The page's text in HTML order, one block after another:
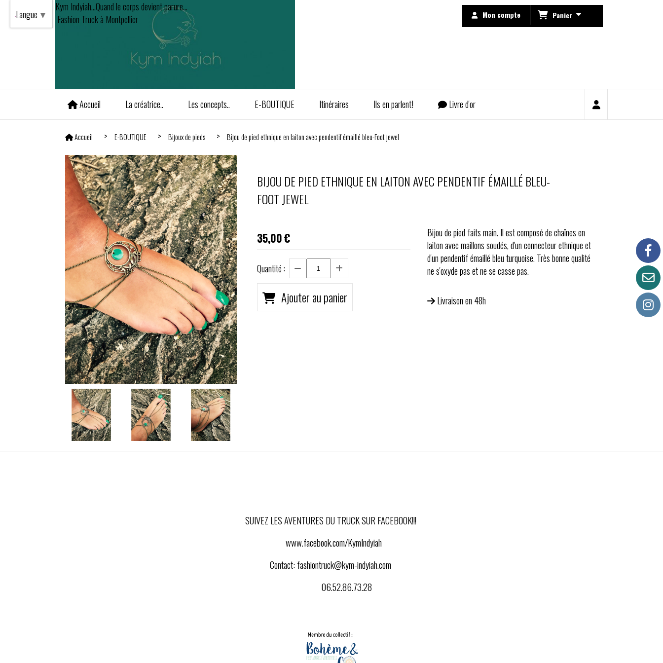
Kym Indyiah...Quand le corps devient parure...
Fashion Truck à Montpellier
Mon compte Panier
Accueil La créatrice.. Les concepts.. E-BOUTIQUE Itinéraires Ils en parlent! Livre d'or
Accueil E-BOUTIQUE Bijoux de pieds Bijou de pied ethnique en laiton avec pendentif émaillé bleu-Foot jewel
BIJOU DE PIED ETHNIQUE EN LAITON AVEC PENDENTIF ÉMAILLÉ BLEU-
FOOT JEWEL
35,00€
Quantité :
Ajouter au panier
Bijou de pied faits main. Il est composé de chaînes en
laiton avec maillons soudés, d'un connecteur ethnique et
d'un pendentif émaillé bleu turquoise. Très bonne qualité
ne s'oxyde pas et ne se casse pas.
Livraison en 48h
SUIVEZ LES AVENTURES DU TRUCK SUR FACEBOOK!!!
www.facebook.com/KymIndyiah
Contact:fashiontruck@kym-indyiah.com
06.52.86.73.28
Langue ▼